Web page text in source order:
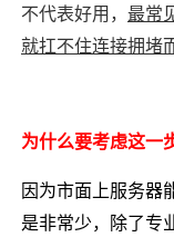
不代表好用， 最常
就扛不住连接拥堵
为什么要考虑这一
因为市面上服务器
是非常少，除了专